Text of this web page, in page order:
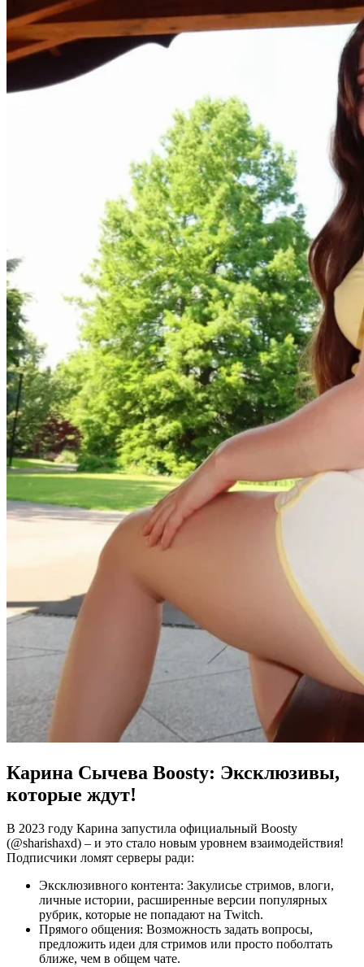
Карина Сычева Boosty: Эксклюзивы,
которые ждут!
В 2023 году Карина запустила официальный Boosty
(@sharishaxd) – и это стало новым уровнем взаимодействия!
Подписчики ломят серверы ради:
Эксклюзивного контента: Закулисье стримов, влоги,
личные истории, расширенные версии популярных
рубрик, которые не попадают на Twitch.
Прямого общения: Возможность задать вопросы,
предложить идеи для стримов или просто поболтать
ближе, чем в общем чате.